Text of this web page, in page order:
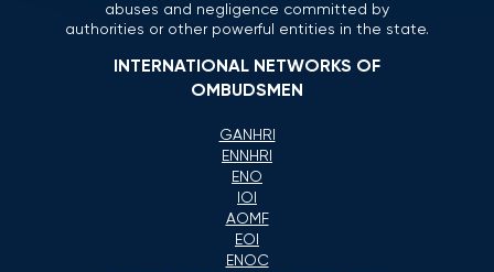
abuses and negligence committed by
authorities or other powerful entities in the state.
INTERNATIONAL NETWORKS OF
OMBUDSMEN
GANHRI
ENNHRI
ENO
IOI
AOMF
EOI
ENOC